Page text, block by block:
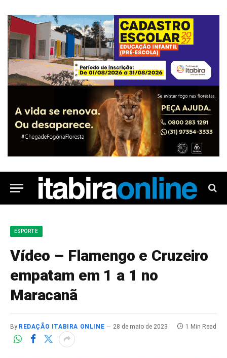
ESPORTE
Vídeo – Flamengo e Cruzeiro
empatam em 1 a 1 no
Maracanã
By REDAÇÃO ITABIRA ONLINE 28 de maio de 2023 1 Min Read